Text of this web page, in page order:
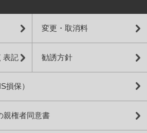
変更・取消料
表記 勧誘方針
損保）
親権者同意書